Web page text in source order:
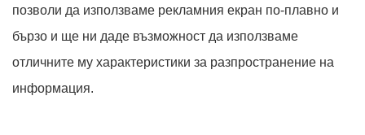
позволи да използваме рекламния екран по-плавно и
бързо и ще ни даде възможност да използваме
отличните му характеристики за разпространение на
информация.